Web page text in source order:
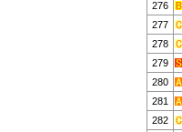
276
277
278
279
280
281
282